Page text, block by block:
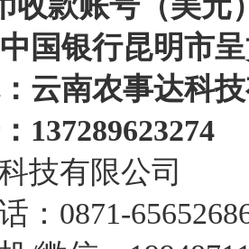
国银行昆明市
云南农事达科
137289623274
技有限公司
：0871-